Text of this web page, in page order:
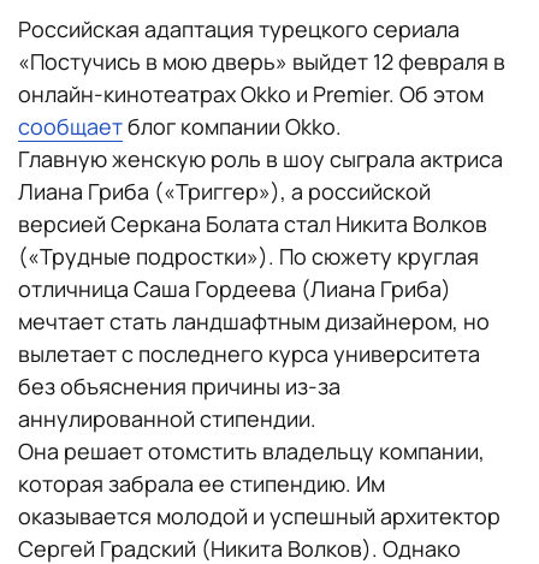
Российская адаптация турецкого сериала
«Постучись в мою дверь» выйдет 12 февраля в
онлайн-кинотеатрах Okko и Premier. Об этом
сообщаетблог компании Okko.
Главную женскую роль в шоу сыграла актриса
Лиана Гриба («Триггер»), а российской
версией Серкана Болата стал Никита Волков
(«Трудные подростки»). По сюжету круглая
отличница Саша Гордеева (Лиана Гриба)
мечтает стать ландшафтным дизайнером, но
вылетает с последнего курса университета
без объяснения причины из-за
аннулированной стипендии.
Она решает отомстить владельцу компании,
которая забрала ее стипендию. Им
оказывается молодой и успешный архитектор
Сергей Градский (Никита Волков). Однако